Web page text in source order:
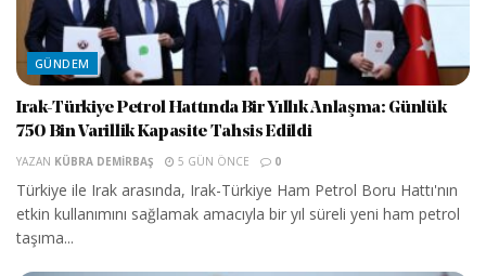
GÜNDEM
Irak-Türkiye Petrol Hattında Bir Yıllık Anlaşma: Günlük
750 Bin Varillik Kapasite Tahsis Edildi
YAZAN KÜBRA DEMIRBAŞ 5 GÜN ÖNCE 0
Türkiye ile Irak arasında, Irak-Türkiye Ham Petrol Boru Hattı'nın
etkin kullanımını sağlamak amacıyla bir yıl süreli yeni ham petrol
taşıma...